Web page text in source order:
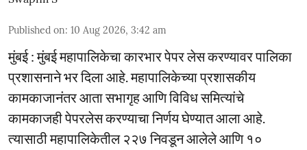
Published on: 10 Aug 2026, 3:42 am
मुंबई : मुंबई महापालिकेचा कारभार पेपर लेस करण्यावर पालिका
प्रशासनाने भर दिला आहे. महापालिकेच्या प्रशासकीय
कामकाजानंतर आता सभागृह आणि विविध समित्यांचे
कामकाजही पेपरलेस करण्याचा निर्णय घेण्यात आला आहे.
त्यासाठी महापालिकेतील २२७ निवडून आलेले आणि १०